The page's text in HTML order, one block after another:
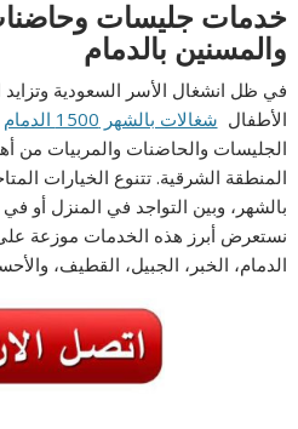
خدمات جليسات
والمسنين بالدمام
في ظل انشغال الأسر السعودية
الأطفال شغالات بالشهر 1500 الدمام
الجليسات والحاضنات والمربيات من
المنطقة الشرقية. تتنوع الخيارات
بالشهر، وبين التواجد في المنزل أو
نستعرض أبرز هذه الخدمات موزعة
الدمام، الخبر، الجبيل، القطيف،